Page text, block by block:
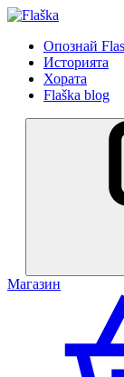
Опознай
Историята
Хората
Flaška blog
Магазин